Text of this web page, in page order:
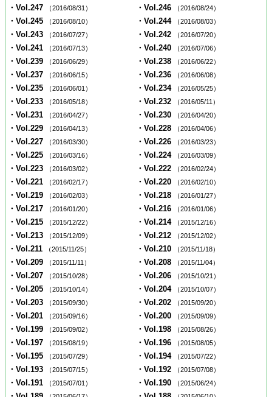
・Vol.247 （2016/08/31） ・Vol.246 （2016/08/24）
・Vol.245 （2016/08/10） ・Vol.244 （2016/08/03）
・Vol.243 （2016/07/27） ・Vol.242 （2016/07/20）
・Vol.241 （2016/07/13） ・Vol.240 （2016/07/06）
・Vol.239 （2016/06/29） ・Vol.238 （2016/06/22）
・Vol.237 （2016/06/15） ・Vol.236 （2016/06/08）
・Vol.235 （2016/06/01） ・Vol.234 （2016/05/25）
・Vol.233 （2016/05/18） ・Vol.232 （2016/05/11）
・Vol.231 （2016/04/27） ・Vol.230 （2016/04/20）
・Vol.229 （2016/04/13） ・Vol.228 （2016/04/06）
・Vol.227 （2016/03/30） ・Vol.226 （2016/03/23）
・Vol.225 （2016/03/16） ・Vol.224 （2016/03/09）
・Vol.223 （2016/03/02） ・Vol.222 （2016/02/24）
・Vol.221 （2016/02/17） ・Vol.220 （2016/02/10）
・Vol.219 （2016/02/03） ・Vol.218 （2016/01/27）
・Vol.217 （2016/01/20） ・Vol.216 （2016/01/06）
・Vol.215 （2015/12/22） ・Vol.214 （2015/12/16）
・Vol.213 （2015/12/09） ・Vol.212 （2015/12/02）
・Vol.211 （2015/11/25） ・Vol.210 （2015/11/18）
・Vol.209 （2015/11/11） ・Vol.208 （2015/11/04）
・Vol.207 （2015/10/28） ・Vol.206 （2015/10/21）
・Vol.205 （2015/10/14） ・Vol.204 （2015/10/07）
・Vol.203 （2015/09/30） ・Vol.202 （2015/09/20）
・Vol.201 （2015/09/16） ・Vol.200 （2015/09/09）
・Vol.199 （2015/09/02） ・Vol.198 （2015/08/26）
・Vol.197 （2015/08/19） ・Vol.196 （2015/08/05）
・Vol.195 （2015/07/29） ・Vol.194 （2015/07/22）
・Vol.193 （2015/07/15） ・Vol.192 （2015/07/08）
・Vol.191 （2015/07/01） ・Vol.190 （2015/06/24）